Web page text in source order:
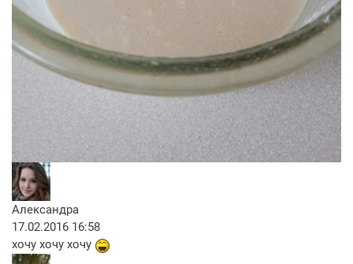
Александра
17.02.2016 16:58
хочу хочу хочу